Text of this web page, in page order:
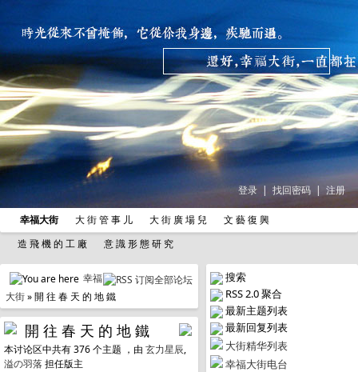
登录 | 找回密码 | 注册
幸福大街 大 街 管 事 儿 大 街 廣 場 兒
文 藝 復 興
造 飛 機 的 工 廠
意 識 形 態 研 究
搜索
RSS 2.0 聚合
最新主题列表
最新回复列表
大街精华列表
幸福大街电台
幸福
大街» 開 往 春 天 的 地 鐵
開 往 春 天 的 地 鐵
本讨论区中共有 376 个主题 ，由 玄力星辰,
溢の羽落担任版主